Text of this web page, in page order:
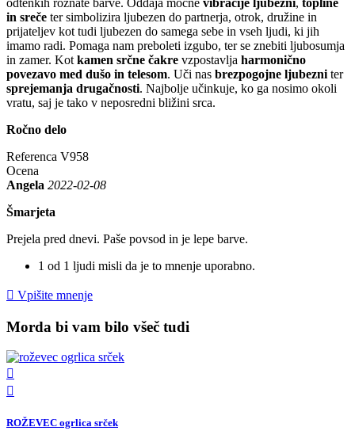
in sreče ter simbolizira ljubezen do partnerja, otrok, družine in
prijateljev kot tudi ljubezen do samega sebe in vseh ljudi, ki jih
imamo radi. Pomaga nam preboleti izgubo, ter se znebiti ljubosumja
in zamer. Kot kamen srčne čakre vzpostavlja harmonično
povezavo med dušo in telesom. Uči nas brezpogojne ljubezni ter
sprejemanja drugačnosti. Najbolje učinkuje, ko ga nosimo okoli
vratu, saj je tako v neposredni bližini srca.
Ročno delo
Referenca V958
Ocena
Angela 2022-02-08
Šmarjeta
Prejela pred dnevi. Paše povsod in je lepe barve.
1 od 1 ljudi misli da je to mnenje uporabno.
 Vpišite mnenje
Morda bi vam bilo všeč tudi


ROŽEVEC ogrlica srček